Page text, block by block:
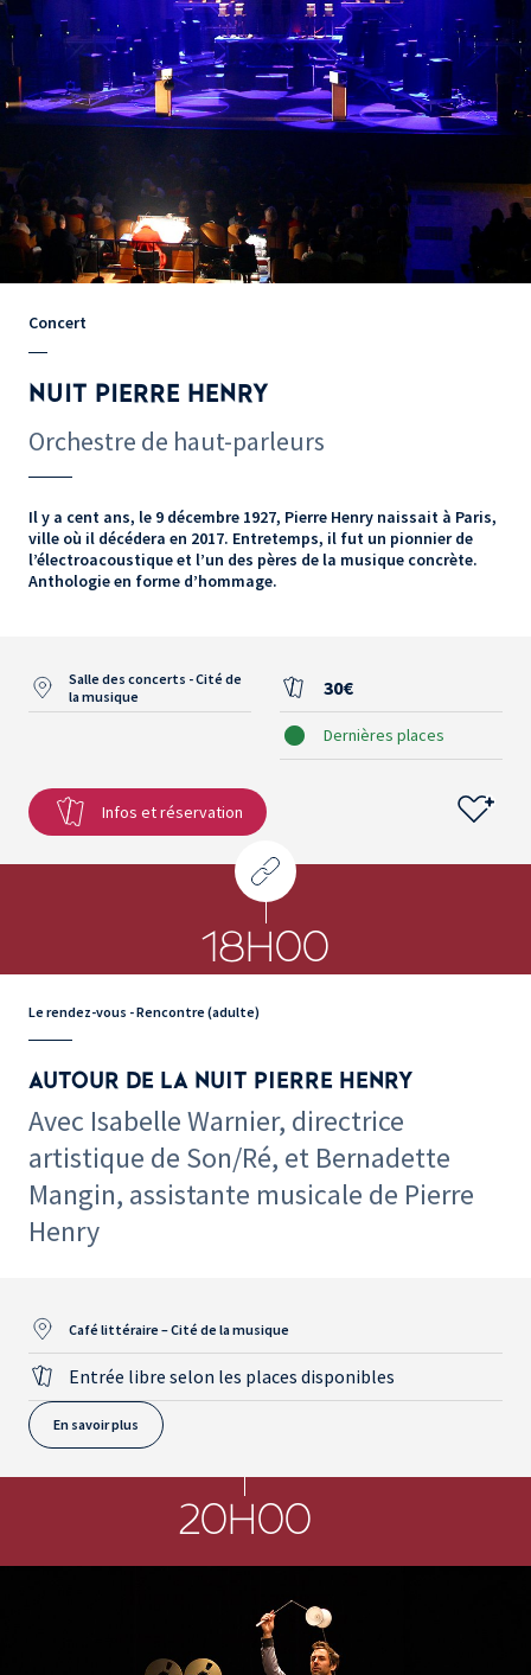
Concert
NUIT PIERRE HENRY
Orchestre de haut-parleurs
Il y a cent ans, le 9 décembre 1927, Pierre Henry naissait à Paris,
ville où il décédera en 2017. Entretemps, il fut un pionnier de
l’électroacoustique et l’un des pères de la musique concrète.
Anthologie en forme d’hommage.
Salle des concerts - Cité de
la musique
30€
Dernières places
Infos et réservation
18H00
Le rendez-vous - Rencontre (adulte)
AUTOUR DE LA NUIT PIERRE HENRY
Avec Isabelle Warnier, directrice
artistique de Son/Ré, et Bernadette
Mangin, assistante musicale de Pierre
Henry
Café littéraire – Cité de la musique
Entrée libre selon les places disponibles
En savoir plus
20H00